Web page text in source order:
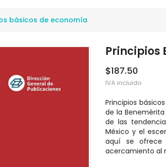
básicos de economía
Principios
$187.50
IVA incluido
Principios
de la
de las
México y el
aquí se ofrece
acercamiento al